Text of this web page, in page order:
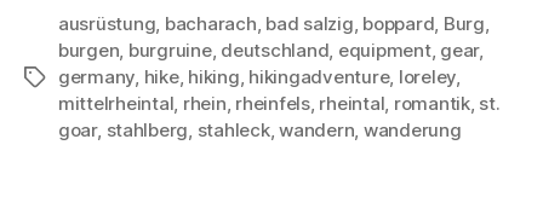
Schlagwörter
ausrüstung, bacharach, bad salzig, boppard, Burg,
burgen, burgruine, deutschland, equipment, gear,
germany, hike, hiking, hikingadventure, loreley,
mittelrheintal, rhein, rheinfels, rheintal, romantik, st.
goar, stahlberg, stahleck,wandern, wanderung